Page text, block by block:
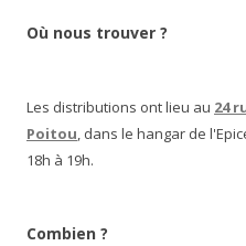
Où nous trouver ?
Les distributions ont lieu au 24
Poitou, dans le hangar de
18h à 19h.
Combien ?